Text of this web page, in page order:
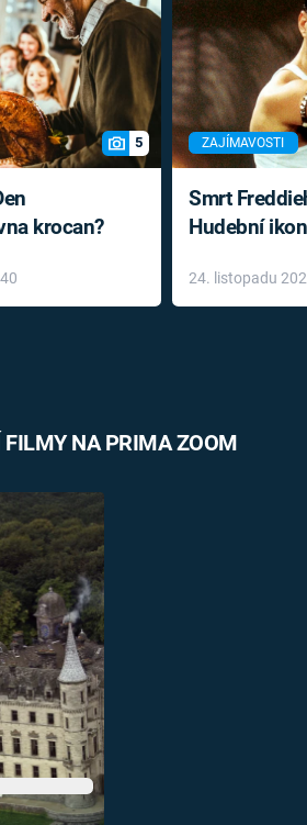
5
krocan?
ZAJÍMAVOSTI
Smrt
Hudební
léky
24. listopadu
FILMY NA PRIMA ZOOM